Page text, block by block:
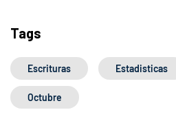
Tags
Escrituras Estadisticas
Octubre